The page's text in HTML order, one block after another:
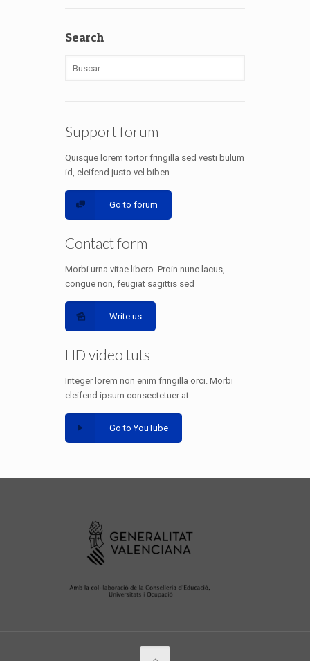
Search
Support forum
Quisque lorem tortor fringilla sed vesti bulum
id, eleifend justo vel biben
Go to forum
Contact form
Morbi urna vitae libero. Proin nunc lacus,
congue non, feugiat sagittis sed
Write us
HD video tuts
Integer lorem non enim fringilla orci. Morbi
eleifend ipsum consectetuer at
Go to YouTube